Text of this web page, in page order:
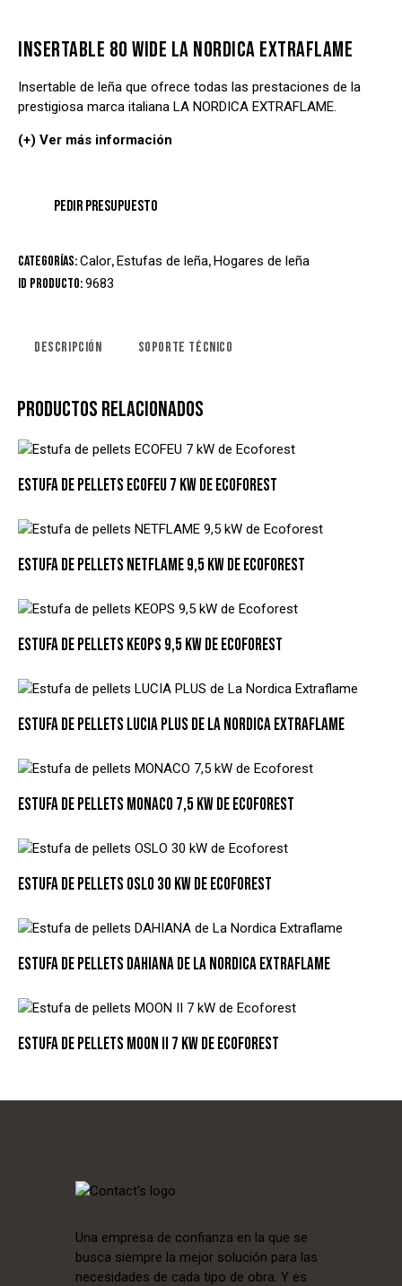
INSERTABLE 80 WIDE LA NORDICA EXTRAFLAME
Insertable de leña que ofrece todas las prestaciones de la
prestigiosa marca italiana LA NORDICA EXTRAFLAME.
(+) Ver más información
Categorías:Calor,Estufas de leña,Hogares de leña
ID producto:9683
DESCRIPCIÓN SOPORTE TÉCNICO
PRODUCTOS RELACIONADOS
ESTUFA DE PELLETS ECOFEU 7 KW DE ECOFOREST
ESTUFA DE PELLETS NETFLAME 9,5 KW DE ECOFOREST
ESTUFA DE PELLETS KEOPS 9,5 KW DE ECOFOREST
ESTUFA DE PELLETS LUCIA PLUS DE LA NORDICA EXTRAFLAME
ESTUFA DE PELLETS MONACO 7,5 KW DE ECOFOREST
ESTUFA DE PELLETS OSLO 30 KW DE ECOFOREST
ESTUFA DE PELLETS DAHIANA DE LA NORDICA EXTRAFLAME
ESTUFA DE PELLETS MOON II 7 KW DE ECOFOREST
Una empresa de confianza en la que se
busca siempre la mejor solución para las
necesidades de cada tipo de obra. Y es